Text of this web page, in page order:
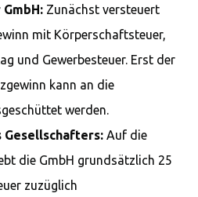
Zunächst versteuert
mit Körperschaftsteuer,
und Gewerbesteuer. Erst der
kann an die
werden.
Gesellschafters: Auf die
die GmbH grundsätzlich 25
zuzüglich